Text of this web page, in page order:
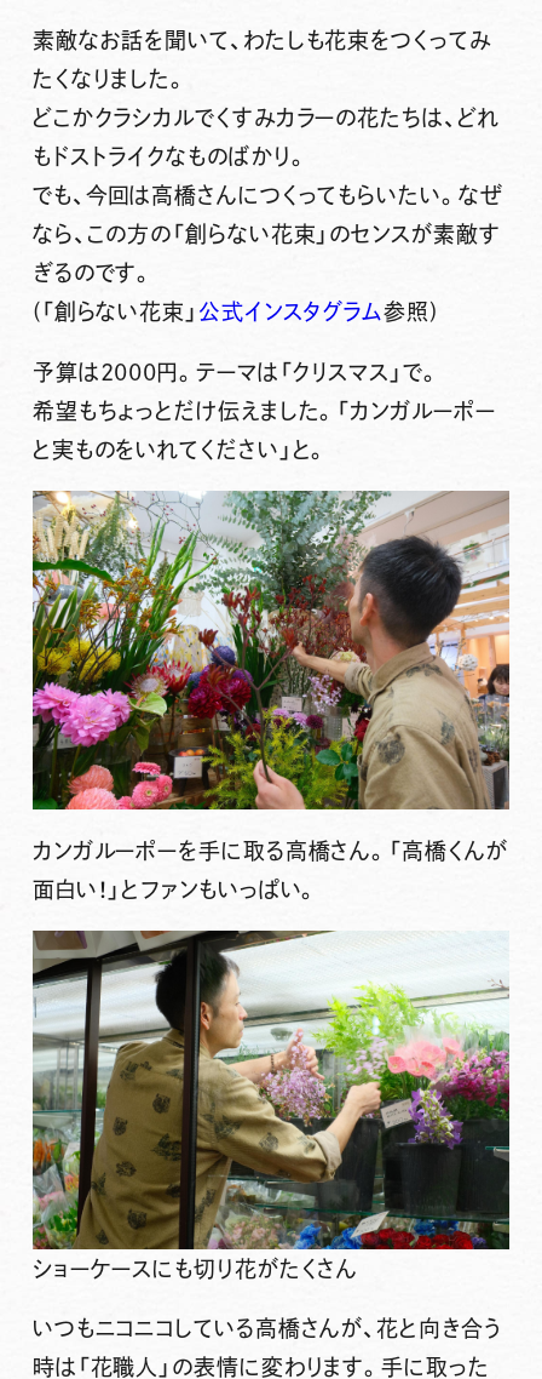
素敵なお話を聞いて、わたしも花束をつくってみ
たくなりました。
どこかクラシカルでくすみカラーの花たちは、どれ
もドストライクなものばかり。
でも、今回は高橋さんにつくってもらいたい。なぜ
なら、この方の「創らない花束」のセンスが素敵す
ぎるのです。
(「創らない花束」 公式インスタグラム参照)
予算は2000円。テーマは「クリスマス」で。
希望もちょっとだけ伝えました。「カンガルーポー
と実ものをいれてください」と。
カンガルーポーを手に取る高橋さん。「高橋くんが
面白い！」とファンもいっぱい。
ショーケースにも切り花がたくさん
いつもニコニコしている高橋さんが、花と向き合う
時は「花職人」の表情に変わります。手に取った